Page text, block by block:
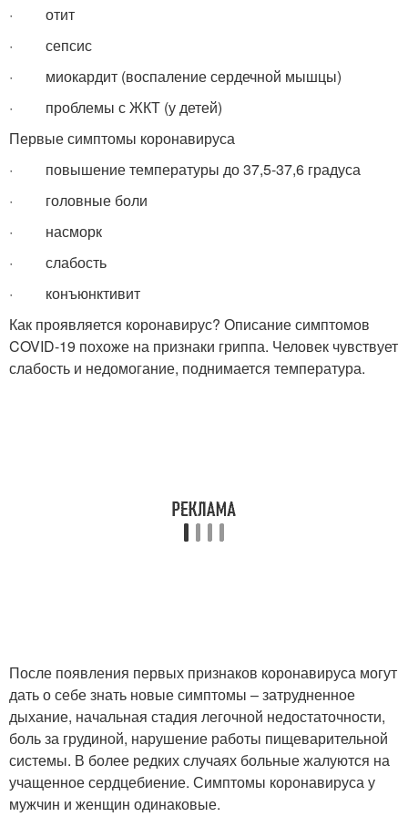
· отит
· сепсис
· миокардит (воспаление сердечной мышцы)
· проблемы с ЖКТ (у детей)
Первые симптомы коронавируса
· повышение температуры до 37,5-37,6 градуса
· головные боли
· насморк
· слабость
· конъюнктивит
Как проявляется коронавирус? Описание симптомов
COVID-19 похоже на признаки гриппа. Человек чувствует
слабость и недомогание, поднимается температура.
После появления первых признаков коронавируса могут
дать о себе знать новые симптомы – затрудненное
дыхание, начальная стадия легочной недостаточности,
боль за грудиной, нарушение работы пищеварительной
системы. В более редких случаях больные жалуются на
учащенное сердцебиение. Симптомы коронавируса у
мужчин и женщин одинаковые.